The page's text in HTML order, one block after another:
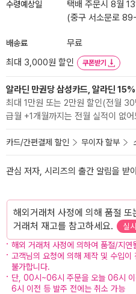
수령예상일
택배 주문시 8월
(중구 서소문로
배송료
무료
최대 3,000원 할인
쿠폰받기
알라딘 만권당 삼성카드, 알라딘
최대 1만원 또는 2만원 할인(전월
급월 +1개월까지는 전월 실적이 없
카드/간편결제 할인 무이자 할부
관심 저자, 시리즈의 출간 알림을 받
해외거래처 사정에 의해 품절
거래처 재고를 참고하세요.
실
해외 거래처 사정에 의하여 품절/지연
고객님의 요청에 의해 제작 및 수입
불가합니다.
단, 00시~06시 주문을 오늘 06시
6시 이전 등 발주 전에는 취소 가능